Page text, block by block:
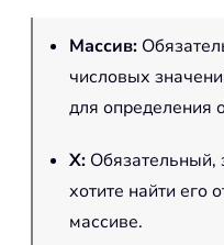
Массив:
числовых
для определения
X: Обязательный,
хотите найти его
массиве.